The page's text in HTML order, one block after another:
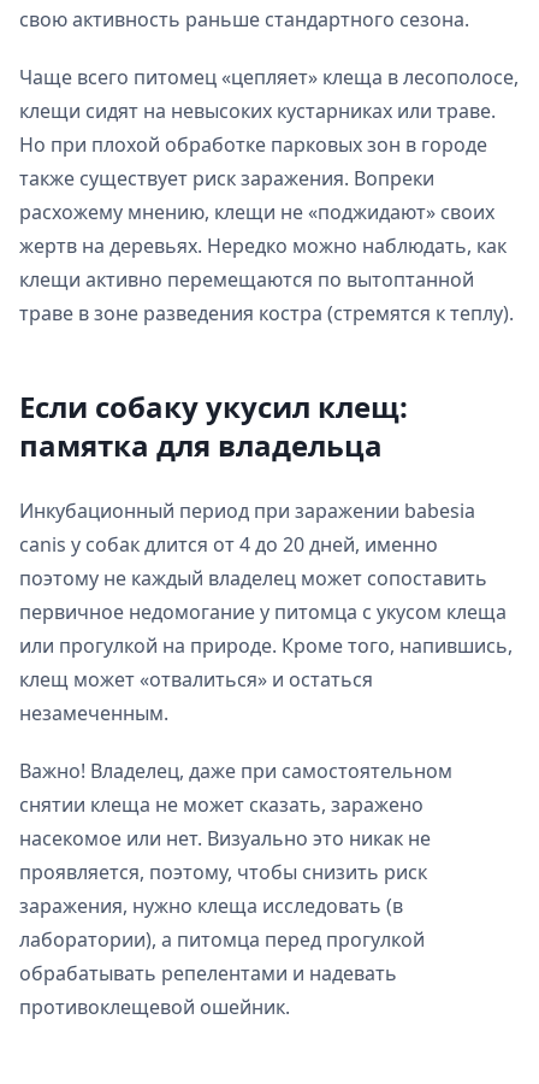
свою активность раньше стандартного сезона.
Чаще всего питомец «цепляет» клеща в лесополосе,
клещи сидят на невысоких кустарниках или траве.
Но при плохой обработке парковых зон в городе
также существует риск заражения. Вопреки
расхожему мнению, клещи не «поджидают» своих
жертв на деревьях. Нередко можно наблюдать, как
клещи активно перемещаются по вытоптанной
траве в зоне разведения костра (стремятся к теплу).
Если собаку укусил клещ:
памятка для владельца
Инкубационный период при заражении babesia
canis у собак длится от 4 до 20 дней, именно
поэтому не каждый владелец может сопоставить
первичное недомогание у питомца с укусом клеща
или прогулкой на природе. Кроме того, напившись,
клещ может «отвалиться» и остаться
незамеченным.
Важно! Владелец, даже при самостоятельном
снятии клеща не может сказать, заражено
насекомое или нет. Визуально это никак не
проявляется, поэтому, чтобы снизить риск
заражения, нужно клеща исследовать (в
лаборатории), а питомца перед прогулкой
обрабатывать репелентами и надевать
противоклещевой ошейник.